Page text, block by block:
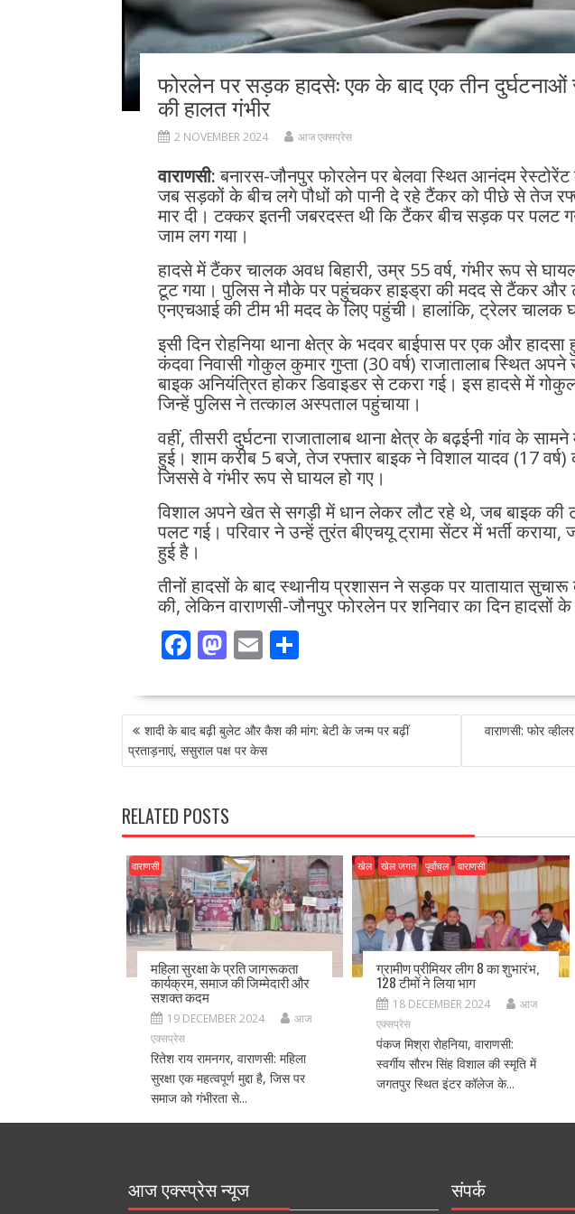
फोरलेन पर सड़क हादसे: एक के बाद एक तीन
की हालत गंभीर
2 NOVEMBER 2024 आज एक्सप्रेस
वाराणसी:बनारस-जौनपुर फोरलेन पर बेलवा स्थित आनंदम
जब सड़कों के बीच लगे पौधों को पानी दे रहे टैंकर को पीछे से तेज
मार दी। टक्कर इतनी जबरदस्त थी कि टैंकर बीच सड़क पर पलट
जाम लग गया।
हादसे में टैंकर चालक अवध बिहारी, उम्र 55 वर्ष, गंभीर रूप से
टूट गया। पुलिस ने मौके पर पहुंचकर हाइड्रा की मदद से टैंकर और
एनएचआई की टीम भी मदद के लिए पहुंची। हालांकि, ट्रेलर चालक
इसी दिन रोहनिया थाना क्षेत्र के भदवर बाईपास पर एक और
कंदवा निवासी गोकुल कुमार गुप्ता (30 वर्ष) राजातालाब स्थित
बाइक अनियंत्रित होकर डिवाइडर से टकरा गई। इस हादसे में
जिन्हें पुलिस ने तत्काल अस्पताल पहुंचाया।
वहीं, तीसरी दुर्घटना राजातालाब थाना क्षेत्र के बढ़ईनी गांव के
हुई। शाम करीब 5 बजे, तेज रफ्तार बाइक ने विशाल यादव (17 वर्ष)
जिससे वे गंभीर रूप से घायल हो गए।
विशाल अपने खेत से सगड़ी में धान लेकर लौट रहे थे, जब बाइक
पलट गई। परिवार ने उन्हें तुरंत बीएचयू ट्रामा सेंटर में भर्ती
हुई है।
तीनों हादसों के बाद स्थानीय प्रशासन ने सड़क पर यातायात
की, लेकिन वाराणसी-जौनपुर फोरलेन पर शनिवार का दिन हादसों के
F
e
b
o
k
M
to
d
o
E
ai
l
S
ar
e
POST
NAVIGATION
शादी के बाद बढ़ी बुलेट और कैश की मांग: बेटी के जन्म पर बढ़ीं
प्रताड़नाएं, ससुराल पक्ष पर केस
वाराणसी: फोर
RELATED POSTS
वाराणसी
महिला सुरक्षा के प्रति जागरूकता
कार्यक्रम, समाज की जिम्मेदारी और
सशक्त कदम
19 DECEMBER 2024
आज
एक्सप्रेस
रितेश राय रामनगर, वाराणसी: महिला
सुरक्षा एक महत्वपूर्ण मुद्दा है, जिस पर
समाज को गंभीरता से...
खेल खेल जगत पूर्वांचल वाराणसी
ग्रामीण प्रीमियर लीग 8 का शुभारंभ,
128 टीमों ने लिया भाग
18 DECEMBER 2024
आज
एक्सप्रेस
पंकज मिश्रा रोहनिया, वाराणसी:
स्वर्गीय सौरभ सिंह विशाल की स्मृति में
जगतपुर स्थित इंटर कॉलेज के...
आज एक्स्प्रेस न्यूज संपर्क